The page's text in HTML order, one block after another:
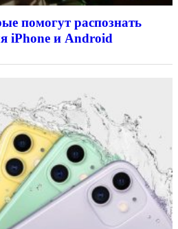
помогут распознать
iPhone и Android